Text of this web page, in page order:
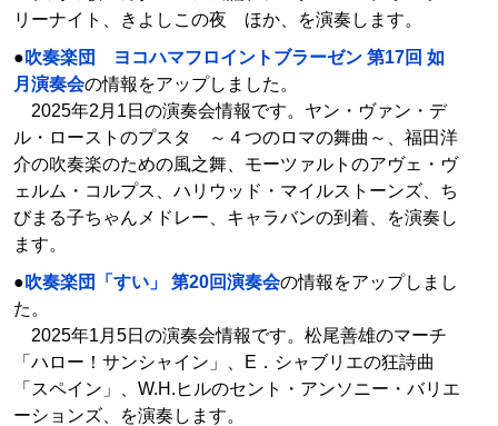
リーナイト、きよしこの夜 ほか、を演奏します。
●吹奏楽団 ヨコハマフロイントブラーゼン 第17回 如
月演奏会の情報をアップしました。
2025年2月1日の演奏会情報です。ヤン・ヴァン・デ
ル・ローストのプスタ ～４つのロマの舞曲～、福田洋
介の吹奏楽のための風之舞、モーツァルトのアヴェ・ヴ
ェルム・コルプス、ハリウッド・マイルストーンズ、ち
びまる子ちゃんメドレー、キャラバンの到着、を演奏し
ます。
●吹奏楽団「すい」 第20回演奏会の情報をアップしまし
た。
2025年1月5日の演奏会情報です。松尾善雄のマーチ
「ハロー！サンシャイン」、E．シャブリエの狂詩曲
「スペイン」、W.H.ヒルのセント・アンソニー・バリエ
ーションズ、を演奏します。